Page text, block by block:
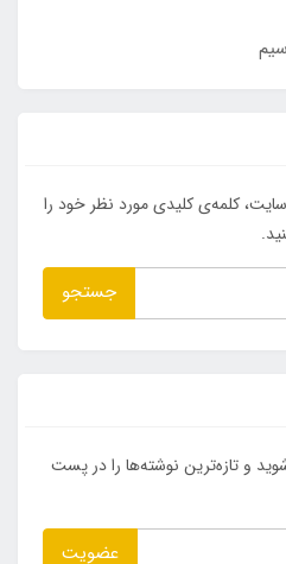
کلمه‌ی کلیدی مورد نظر خود را
جستجو
و تازه‌ترین نوشته‌ها را در پست
عضویت